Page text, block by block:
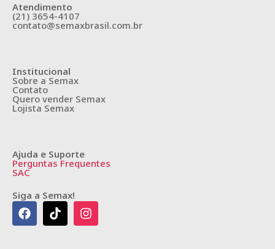
Atendimento
(21) 3654-4107
contato@semaxbrasil.com.br
Institucional
Sobre a Semax
Contato
Quero vender Semax
Lojista Semax
Ajuda e Suporte
Perguntas Frequentes
SAC
Siga a Semax!